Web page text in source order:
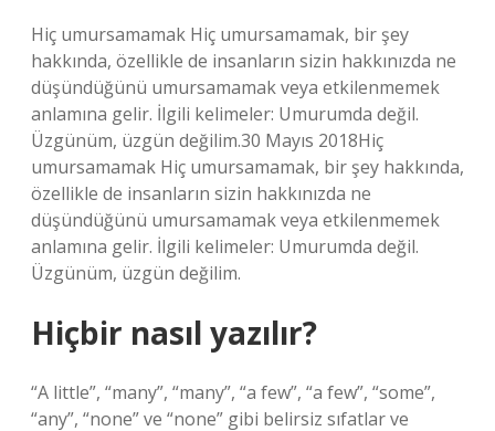
Hiç umursamamak Hiç umursamamak, bir şey
hakkında, özellikle de insanların sizin hakkınızda ne
düşündüğünü umursamamak veya etkilenmemek
anlamına gelir. İlgili kelimeler: Umurumda değil.
Üzgünüm, üzgün değilim.30 Mayıs 2018Hiç
umursamamak Hiç umursamamak, bir şey hakkında,
özellikle de insanların sizin hakkınızda ne
düşündüğünü umursamamak veya etkilenmemek
anlamına gelir. İlgili kelimeler: Umurumda değil.
Üzgünüm, üzgün değilim.
Hiçbir nasıl yazılır?
“A little”, “many”, “many”, “a few”, “a few”, “some”,
“any”, “none” ve “none” gibi belirsiz sıfatlar ve